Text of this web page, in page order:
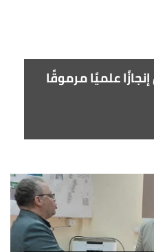
علميًا مرموقًا